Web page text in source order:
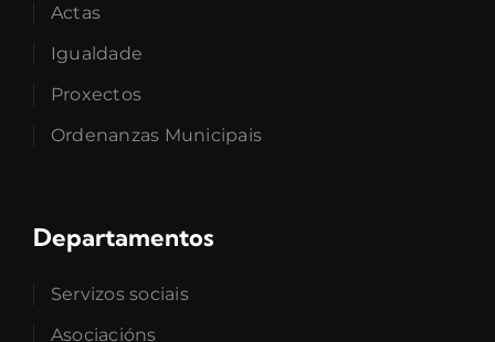
Actas
Igualdade
Proxectos
Ordenanzas Municipais
Departamentos
Servizos sociais
Asociacións